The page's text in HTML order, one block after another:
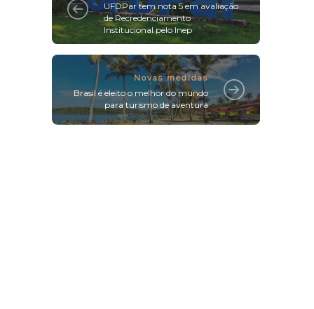
UFDPar tem nota 5 em avaliação
de Recredenciamento
Institucional pelo Inep
Novas medidas
Brasil é eleito o melhor do mundo
para turismo de aventura